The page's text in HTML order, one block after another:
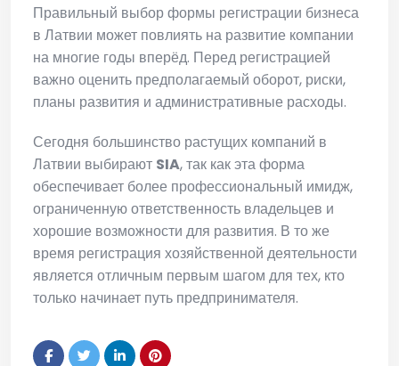
Правильный выбор формы регистрации бизнеса
в Латвии может повлиять на развитие компании
на многие годы вперёд. Перед регистрацией
важно оценить предполагаемый оборот, риски,
планы развития и административные расходы.
Сегодня большинство растущих компаний в
Латвии выбирают SIA, так как эта форма
обеспечивает более профессиональный имидж,
ограниченную ответственность владельцев и
хорошие возможности для развития. В то же
время регистрация хозяйственной деятельности
является отличным первым шагом для тех, кто
только начинает путь предпринимателя.